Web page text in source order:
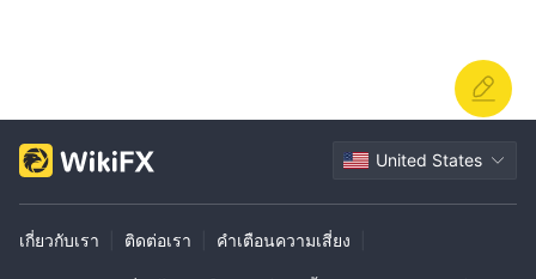
United States
เกี่ยวกับเรา ติดต่อเรา คำเตือนความเสี่ยง